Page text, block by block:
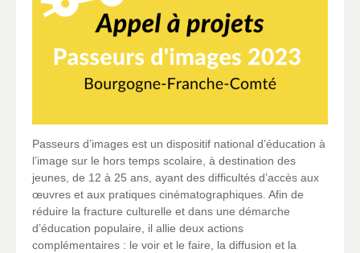
Passeurs d’images est un dispositif national d’éducation à
l’image sur le hors temps scolaire, à destination des
jeunes, de 12 à 25 ans, ayant des difficultés d’accès aux
œuvres et aux pratiques cinématographiques. Afin de
réduire la fracture culturelle et dans une démarche
d’éducation populaire, il allie deux actions
complémentaires : le voir et le faire, la diffusion et la